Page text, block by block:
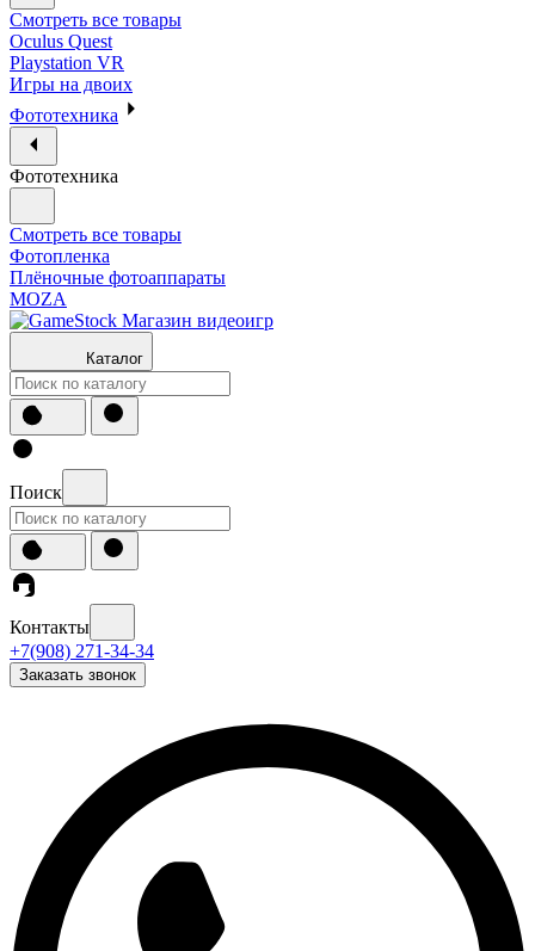
Смотреть все товары
Oculus Quest
Playstation VR
Игры на двоих
Фототехника
Фототехника
Смотреть все товары
Фотопленка
Плёночные фотоаппараты
MOZA
Каталог
Поиск
Контакты
+7(908) 271-34-34
Заказать звонок